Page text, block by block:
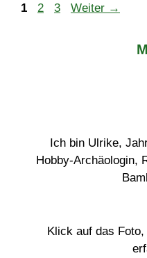
Seite
1 Seite
2 Seite
3 Weiter →
Ich bin Ulrike,
Hobby-Archäologin,
Klick auf das